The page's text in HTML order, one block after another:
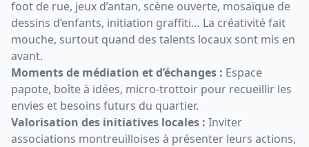
foot de rue, jeux d’antan, scène ouverte, mosaïque de
dessins d’enfants, initiation graffiti… La créativité fait
mouche, surtout quand des talents locaux sont mis en
avant.
Moments de médiation et d’échanges : Espace
papote, boîte à idées, micro-trottoir pour recueillir les
envies et besoins futurs du quartier.
Valorisation des initiatives locales : Inviter
associations montreuilloises à présenter leurs actions,